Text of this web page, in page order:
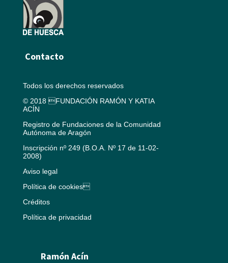
Contacto
Todos los derechos reservados
© 2018 FUNDACIÓN RAMÓN Y KATIA
ACÍN
Registro de Fundaciones de la Comunidad
Autónoma de Aragón
Inscripción nº 249 (B.O.A. Nº 17 de 11-02-
2008)
Aviso legal
Política de cookies
Créditos
Política de privacidad
Ramón Acín